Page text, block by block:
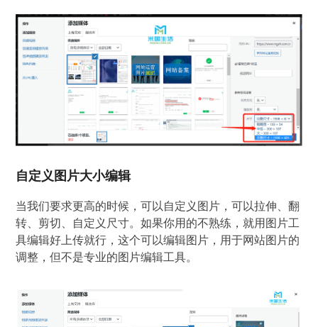
自定义图片大小编辑
当我们要求更高的时候，可以自定义图片，可以拉伸、翻
转、剪切、自定义尺寸。如果你用的不熟练，就用图片工
具编辑好上传就行，这个可以编辑图片，用于网站图片的
调整，但不是专业的图片编辑工具。